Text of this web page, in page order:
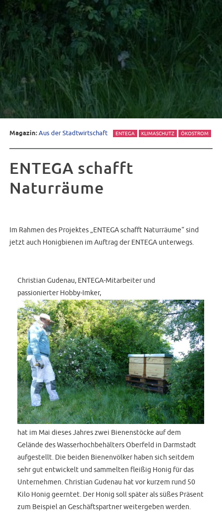
Magazin:Aus der Stadtwirtschaft ENTEGA KLIMASCHUTZ ÖKOSTROM
ENTEGA schafft
Naturräume
Im Rahmen des Projektes „ENTEGA schafft Naturräume“ sind
jetzt auch Honigbienen im Auftrag der ENTEGA unterwegs.
Christian Gudenau, ENTEGA-Mitarbeiter und
passionierterHobby-Imker,
hat im Mai dieses Jahres zwei Bienenstöcke auf dem
Gelände des Wasserhochbehälters Oberfeld in Darmstadt
aufgestellt. Die beiden Bienenvölker haben sich seitdem
sehr gut entwickelt und sammelten fleißig Honig für das
Unternehmen. Christian Gudenau hat vor kurzem rund 50
Kilo Honig geerntet. Der Honig soll später als süßes Präsent
zum Beispiel an Geschäftspartner weitergeben werden.